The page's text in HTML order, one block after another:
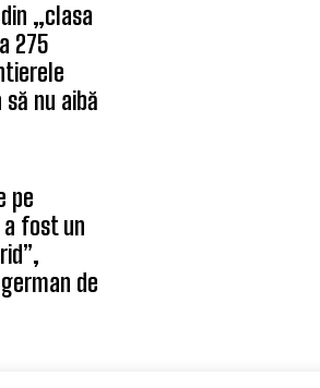
„clasa
275
nu aibă
pe
fost un
de